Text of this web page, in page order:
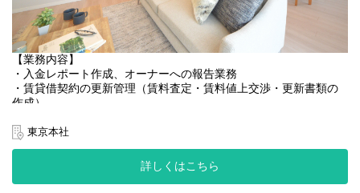
【スター・マイカグループについて】
スター・マイカグループは、「"作る"から"活かす"社会の実現へ」
をミッションに掲げ、中古マンションの買取再販事業（リノベー
ション事業）を主軸とし、賃貸管理、建物管理、売買仲介など、
周辺事業にも多角的に取り組んでいます。
私たちの最大の強みは、堅実かつ効率的に収益を生み出す独自の
ビジネスモデルです。
ノベーションして再販する、「家賃収入×売却益」の二軸による収
益モデルを確立しています。
しという抜群の安定性を実現し、業界のリーディングカンパニー
として確固たる地位を築いています。
【業務内容】
・入金レポート作成、オーナーへの報告業務
・賃貸借契約の更新管理（賃料査定・賃料値上交渉・更新書類の
作成）
・賃料入金管理（督促/折衝含む）
・賃貸借契約の承継管理
・入居者からの問合せ対応
・解約立会、原状回復工事発注管理
東京本社
詳しくはこちら